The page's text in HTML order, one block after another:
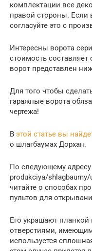
комплектации все
правой стороны. Если
согласуйте это с
Интересны ворота
стоимость
ворот представлен
Для того чтобы
гаражные ворота
чертежа!
В этой статье вы
о шлагбаумах Дорхан.
По следующему
produkciya/
читайте о способах
пультов для
Его украшают
отверстиями,
используется